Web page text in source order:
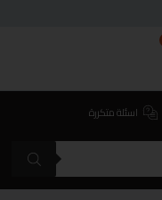
اسئلة متكررة